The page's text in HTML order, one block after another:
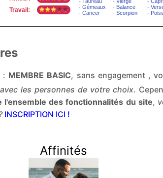
: MEMBRE BASIC, sans engagement ,
les personnes de votre choix.
l'ensemble des fonctionnalités du site,
INSCRIPTION ICI !
Affinités